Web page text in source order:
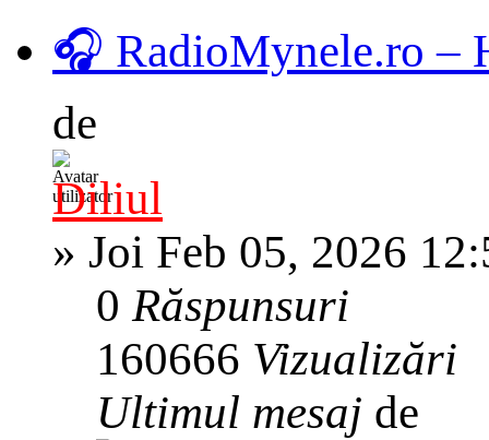
🎧 RadioMynele.ro –
de
Diliul
» Joi Feb 05, 2026
0Răspunsuri
160666 Vizualizări
Ultimul mesaj de